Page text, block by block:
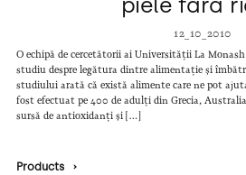
12_10_2010
O echipă de cercetătorii ai Universității La
studiu despre legătura dintre alimentație și
studiului arată că există alimente care ne pot
fost efectuat pe 400 de adulți din Grecia, Australia
sursă de antioxidanți și […]
Products ›